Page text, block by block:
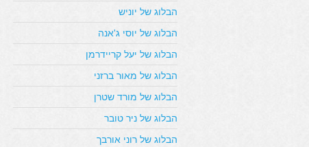
הבלוג של יוניש
הבלוג של יוסי ג'אנה
הבלוג של יעל קריידרמן
הבלוג של מאור ברזני
הבלוג של מורד שטרן
הבלוג של ניר טובר
הבלוג של רוני אורבך